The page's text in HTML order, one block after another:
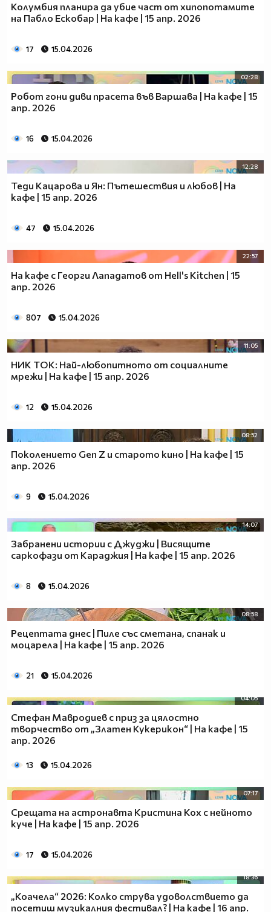
Колумбия планира да убие част от хипопотамите
на Пабло Ескобар | На кафе | 15 апр. 2026
17 15.04.2026
02:28
Робот гони диви прасета във Варшава | На кафе | 15
апр. 2026
16 15.04.2026
12:28
Теди Кацарова и Ян: Пътешествия и любов | На
кафе | 15 апр. 2026
47 15.04.2026
22:57
На кафе с Георги Лападатов от Hell's Kitchen | 15
апр. 2026
807 15.04.2026
11:05
НИК ТОК: Най-любопитното от социалните
мрежи | На кафе | 15 апр. 2026
12 15.04.2026
08:52
Поколението Gen Z и старото кино | На кафе | 15
апр. 2026
9 15.04.2026
14:07
Забранени истории с Джуджи | Висящите
саркофази от Караджия | На кафе | 15 апр. 2026
8 15.04.2026
08:58
Рецептата днес | Пиле със сметана, спанак и
моцарела | На кафе | 15 апр. 2026
21 15.04.2026
04:05
Стефан Мавродиев с приз за цялостно
творчество от „Златен Кукерикон“ | На кафе | 15
апр. 2026
13 15.04.2026
07:17
Срещата на астронавта Кристина Кох с нейното
куче | На кафе | 15 апр. 2026
17 15.04.2026
18:36
„Коачела“ 2026: Колко струва удоволствието да
посетиш музикалния фестивал? | На кафе | 16 апр.